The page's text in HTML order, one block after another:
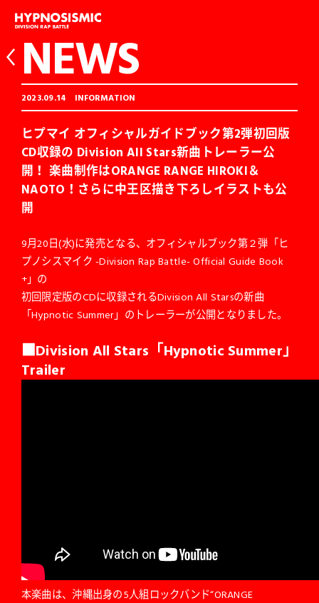
NEWS
2023.09.14 INFORMATION
ヒプマイ オフィシャルガイドブック第2弾初回版
CD収録の Division All Stars新曲トレーラー公
開！ 楽曲制作はORANGE RANGE HIROKI＆
NAOTO！さらに中王区描き下ろしイラストも公
開
9月20日(水)に発売となる、オフィシャルブック第２弾「ヒ
プノシスマイク -Division Rap Battle- Official Guide Book
+」の
初回限定版のCDに収録されるDivision All Starsの新曲
「Hypnotic Summer」のトレーラーが公開となりました。
■Division All Stars「Hypnotic Summer」
Trailer
本楽曲は、沖縄出身の5人組ロックバンド“ORANGE